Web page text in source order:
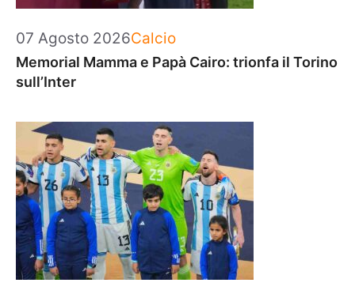
07 Agosto 2026Categorie
Calcio
Memorial Mamma e Papà Cairo: trionfa il Torino
sull’Inter